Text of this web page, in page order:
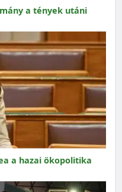
a tények utáni
a hazai ökopolitika